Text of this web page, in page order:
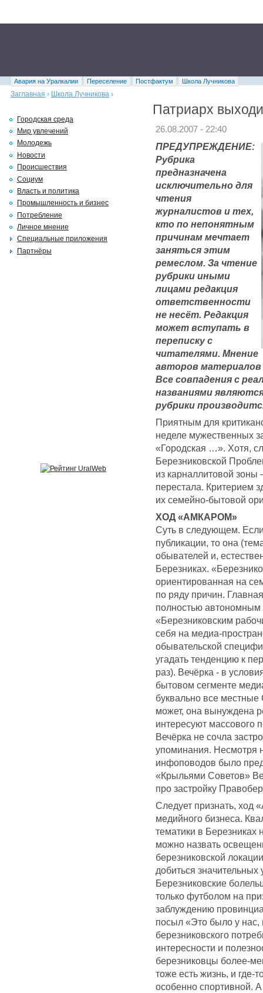
Авария на Уралкалии Переселение Постфактум
Школа Лучникова
Заглавная › Школа Лучникова ›
Патриарх
26.08.2007 - 22:40
ПРЕДУПРЕЖДЕНИЕ:
Рубрика
предназначена
исключительно для
чтения
журналистов и тех,
кто по непонятным
причинам мечтает
заняться этим
ремеслом. За чтение
рубрики иными
лицами редакция
ответственности
не несёт. Редакция
может вступать в
переписку с
читателями. Мнение
авторов
Все совпадения с
названиями
рубрики
Приятным для
неделе мужественных
«Городская …». Хотя,
Березниковской
из карналлитовой зоны
перестала. Критерием
их семейно-бытовой
ХОД «АМКАРОМ»
Суть в следующем.
публикации, то она
обывателей и,
Березниках.
ориентированная на
по ряду причин.
полностью
«Березниковским
себя на медиа-
обывательской
угадать тенденцию к
раз). Вечёрка - в
бытовом сегменте
буквально все
может, она вынуждена
интересуют массового
Вечёрка не сочла
упоминания. Несмотря
инфоповодов было
«Крыльями Советов»
про застройку
Следует признать, ход
медийного бизнеса.
тематики в Березниках
можно назвать
березниковской
добиться значительных
Березниковские
только футболом на
заблуждению
посыл «Это было у нас,
березниковского
интересности и
березниковцы более-
тоже есть жизнь, и где-
особенно спортивной.
Городская среда
Мир увлечений
Молодежь
Новости
Происшествия
Социум
Власть и политика
Промышленность и бизнес
Потребление
Личное мнение
Специальные приложения
Партнёры